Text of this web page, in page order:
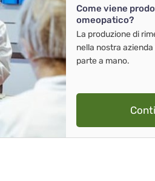
Come viene
omeopatico?
La produzione di
nella nostra
parte a mano.